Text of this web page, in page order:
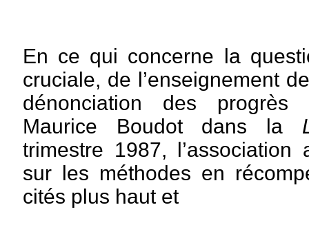
En ce qui concerne la
cruciale, de l’enseignement
dénonciation des progrès
Maurice Boudot dans la
trimestre 1987,
sur les méthodes en
cités plus haut et